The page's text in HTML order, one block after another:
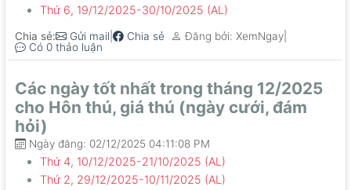
Thứ 6, 19/12/2025-30/10/2025 (AL)
Chia sẻ: Gửi mail Chia sẻ Đăng bởi: XemNgay|
Có 0 thảo luận
Các ngày tốt nhất trong tháng 12/2025
cho Hôn thú, giá thú (ngày cưới, đám
hỏi)
Ngày đăng: 02/12/2025 04:11:08 PM
Thứ 4, 10/12/2025-21/10/2025 (AL)
Thứ 2, 29/12/2025-10/11/2025 (AL)